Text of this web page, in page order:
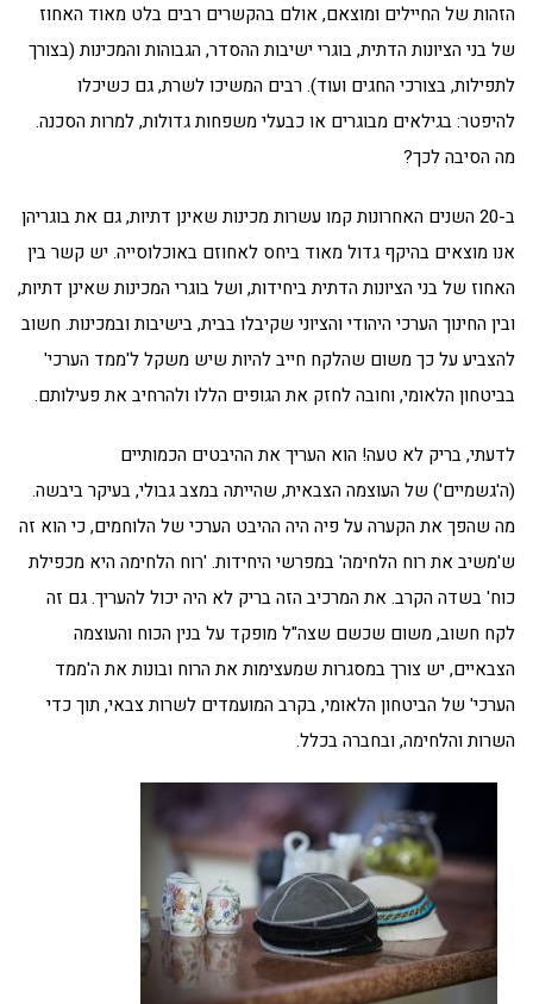
הזהות של החיילים ומוצאם, אולם בהקשרים רבים בלט מאוד האחוז
של בני הציונות הדתית, בוגרי ישיבות ההסדר, הגבוהות והמכינות (בצורך
לתפילות, בצורכי החגים ועוד). רבים המשיכו לשרת, גם כשיכלו
להיפטר: בגילאים מבוגרים או כבעלי משפחות גדולות, למרות הסכנה.
מה הסיבה לכך?
ב-20 השנים האחרונות קמו עשרות מכינות שאינן דתיות, גם את בוגריהן
אנו מוצאים בהיקף גדול מאוד ביחס לאחוזם באוכלוסייה. יש קשר בין
האחוז של בני הציונות הדתית ביחידות, ושל בוגרי המכינות שאינן דתיות,
ובין החינוך הערכי היהודי והציוני שקיבלו בבית, בישיבות ובמכינות. חשוב
להצביע על כך משום שהלקח חייב להיות שיש משקל ל'ממד הערכי'
בביטחון הלאומי, וחובה לחזק את הגופים הללו ולהרחיב את פעילותם.
לדעתי, בריק לא טעה! הוא העריך את ההיבטים הכמותיים
(ה'גשמיים') של העוצמה הצבאית, שהייתה במצב גבולי, בעיקר ביבשה.
מה שהפך את הקערה על פיה היה ההיבט הערכי של הלוחמים, כי הוא זה
ש'משיב את רוח הלחימה' במפרשי היחידות. 'רוח הלחימה היא מכפילת
כוח' בשדה הקרב. את המרכיב הזה בריק לא היה יכול להעריך. גם זה
לקח חשוב, משום שכשם שצה"ל מופקד על בנין הכוח והעוצמה
הצבאיים, יש צורך במסגרות שמעצימות את הרוח ובונות את ה'ממד
הערכי' של הביטחון הלאומי, בקרב המועמדים לשרות צבאי, תוך כדי
השרות והלחימה, ובחברה בכלל.